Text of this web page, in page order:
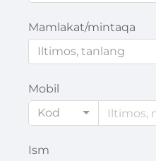
Mamlakat/mintaqa
Iltimos, tanlang
Mobil
Kod
Ism